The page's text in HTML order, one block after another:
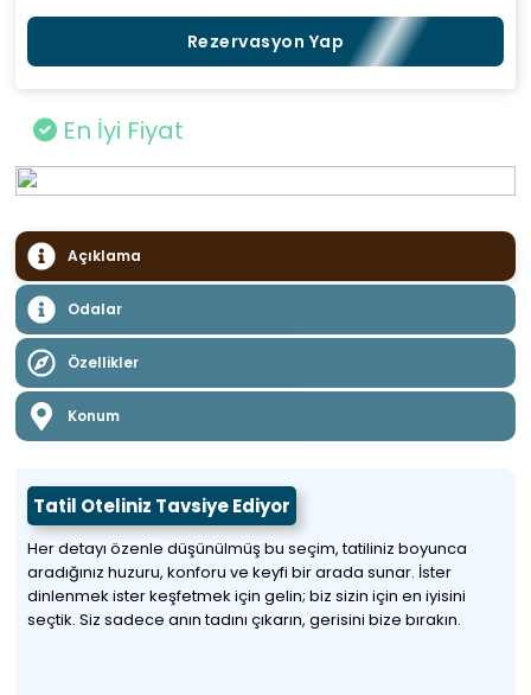
Rezervasyon Yap
En İyi Fiyat
Açıklama
Odalar
Özellikler
Konum
Tatil Oteliniz Tavsiye Ediyor
Her detayı özenle düşünülmüş bu seçim, tatiliniz boyunca
aradığınız huzuru, konforu ve keyfi bir arada sunar. İster
dinlenmek ister keşfetmek için gelin; biz sizin için en iyisini
seçtik. Siz sadece anın tadını çıkarın, gerisini bize bırakın.